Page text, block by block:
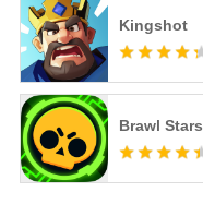
Kingshot
Brawl Stars